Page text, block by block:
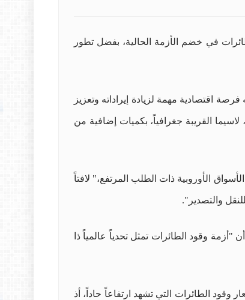
في خضم الأزمة الحالية، بفضل تطور
اقتصادية مهمة لزيادة إيراداته وتعزيز
القريبة جغرافياً، بكميات إضافية من
الأوروبية ذات الطلب المرتفع،" لافتاً
والتصدير".
وقود الطائرات تمثل تحدياً عالمياً ذا
وقود الطائرات التي تشهد ارتفاعاً حاداً، أذ